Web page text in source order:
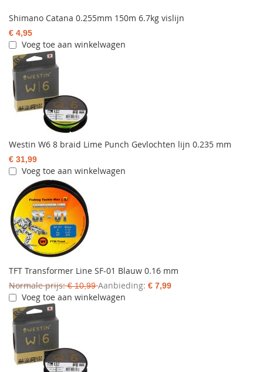
Shimano Catana 0.255mm 150m 6.7kg vislijn
€ 4,95
Voeg toe aan winkelwagen
Westin W6 8 braid Lime Punch Gevlochten lijn 0.235 mm
€ 31,99
Voeg toe aan winkelwagen
TFT Transformer Line SF-01 Blauw 0.16 mm
Normale prijs € 10,99 Aanbieding € 7,99
Voeg toe aan winkelwagen